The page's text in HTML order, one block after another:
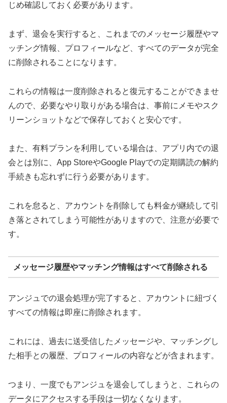
じめ確認しておく必要があります。
まず、退会を実行すると、これまでのメッセージ履歴やマ
ッチング情報、プロフィールなど、すべてのデータが完全
に削除されることになります。
これらの情報は一度削除されると復元することができませ
んので、必要なやり取りがある場合は、事前にメモやスク
リーンショットなどで保存しておくと安心です。
また、有料プランを利用している場合は、アプリ内での退
会とは別に、App StoreやGoogle Playでの定期購読の解約
手続きも忘れずに行う必要があります。
これを怠ると、アカウントを削除しても料金が継続して引
き落とされてしまう可能性がありますので、注意が必要で
す。
メッセージ履歴やマッチング情報はすべて削除される
アンジュでの退会処理が完了すると、アカウントに紐づく
すべての情報は即座に削除されます。
これには、過去に送受信したメッセージや、マッチングし
た相手との履歴、プロフィールの内容などが含まれます。
つまり、一度でもアンジュを退会してしまうと、これらの
データにアクセスする手段は一切なくなります。